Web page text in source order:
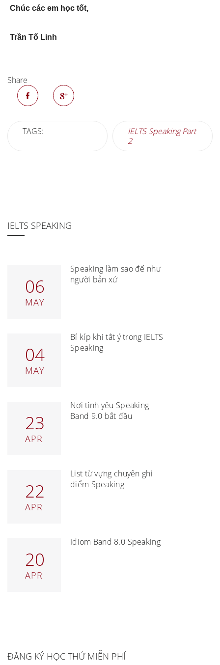
Chúc các em học tốt,
Trần Tố Linh
Share
TAGS:
IELTS Speaking Part
2
IELTS SPEAKING
06
MAY
Speaking làm sao để như
người bản xứ
04
MAY
Bí kíp khi tắt ý trong IELTS
Speaking
23
APR
Nơi tình yêu Speaking
Band 9.0 bắt đầu
22
APR
List từ vựng chuyên ghi
điểm Speaking
20
APR
Idiom Band 8.0 Speaking
ĐĂNG KÝ HỌC THỬ MIỄN PHÍ